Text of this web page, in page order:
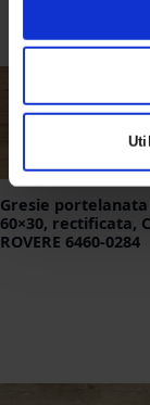
Gresie
60×30, rectificata,
ROVERE 6460-0284